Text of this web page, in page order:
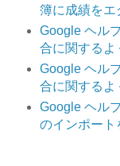
簿に成績をエ
Google ヘル
合に関するよ
Google ヘル
合に関するよ
Google ヘル
のインポート